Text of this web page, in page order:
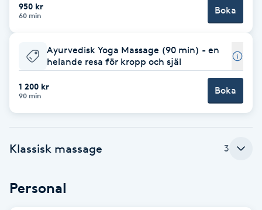
Coachning
Color correction
Damklippning
Diamantslipning
950 kr
60 min Boka
Ayurvedisk Yoga Massage (90 min) - en
helande resa för kropp och själ
1 200 kr
90 min Boka
Klassisk massage 3
Personal